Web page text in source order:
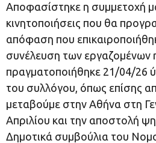
Αποφασίστηκε η συμμετοχή
κινητοποιήσεις που θα
απόφαση που
συνέλευση των εργαζομένων
πραγματοποιήθηκε 21/04/26
του συλλόγου, όπως επίσης
μεταβούμε στην Αθήνα στη
Απριλίου και την αποστολή
Δημοτικά συμβούλια του